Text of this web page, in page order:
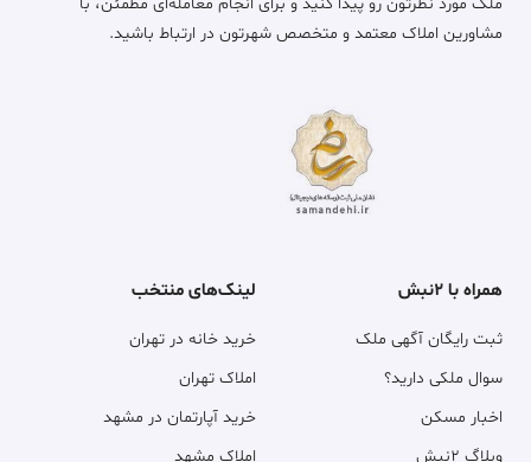
مشاورین املاک معتمد و متخصص شهرتون در ارتباط باشید.
همراه با ۲نبش
ثبت رایگان آگهی ملک
سوال ملکی دارید؟
اخبار مسکن
وبلاگ ۲نبش
لینک‌های منتخب
خرید خانه در تهران
املاک تهران
خرید آپارتمان در مشهد
املاک مشهد